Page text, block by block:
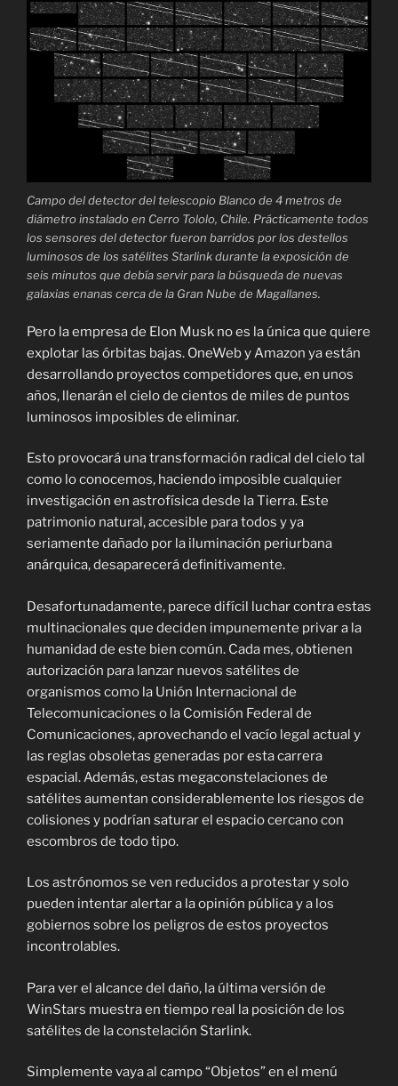
Campo del detector del telescopio Blanco de 4 metros de
diámetro instalado en Cerro Tololo, Chile. Prácticamente todos
los sensores del detector fueron barridos por los destellos
luminosos de los satélites Starlink durante la exposición de
seis minutos que debía servir para la búsqueda de nuevas
galaxias enanas cerca de la Gran Nube de Magallanes.
Pero la empresa de Elon Musk no es la única que quiere
explotar las órbitas bajas. OneWeb y Amazon ya están
desarrollando proyectos competidores que, en unos
años, llenarán el cielo de cientos de miles de puntos
luminosos imposibles de eliminar.
Esto provocará una transformación radical del cielo tal
como lo conocemos, haciendo imposible cualquier
investigación en astrofísica desde la Tierra. Este
patrimonio natural, accesible para todos y ya
seriamente dañado por la iluminación periurbana
anárquica, desaparecerá definitivamente.
Desafortunadamente, parece difícil luchar contra estas
multinacionales que deciden impunemente privar a la
humanidad de este bien común. Cada mes, obtienen
autorización para lanzar nuevos satélites de
organismos como la Unión Internacional de
Telecomunicaciones o la Comisión Federal de
Comunicaciones, aprovechando el vacío legal actual y
las reglas obsoletas generadas por esta carrera
espacial. Además, estas megaconstelaciones de
satélites aumentan considerablemente los riesgos de
colisiones y podrían saturar el espacio cercano con
escombros de todo tipo.
Los astrónomos se ven reducidos a protestar y solo
pueden intentar alertar a la opinión pública y a los
gobiernos sobre los peligros de estos proyectos
incontrolables.
Para ver el alcance del daño, la última versión de
WinStars muestra en tiempo real la posición de los
satélites de la constelación Starlink.
Simplemente vaya al campo “Objetos” en el menú